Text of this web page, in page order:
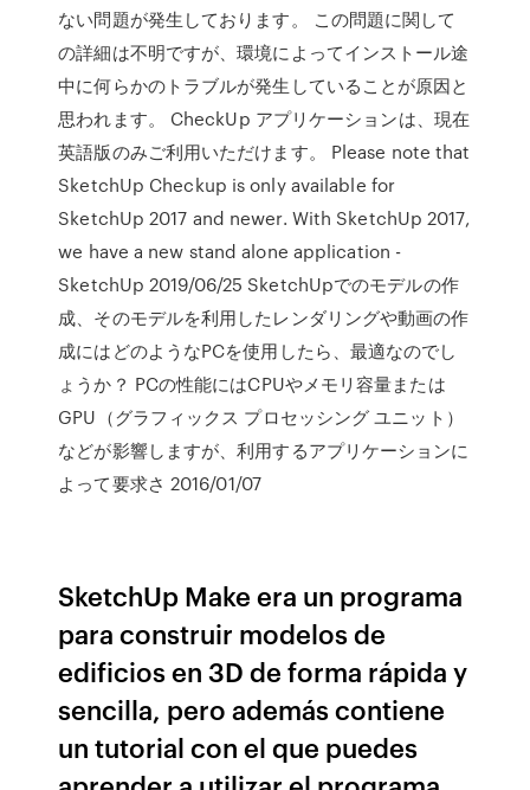
ない問題が発生しております。 この問題に関して
の詳細は不明ですが、環境によってインストール途
中に何らかのトラブルが発生していることが原因と
思われます。 CheckUp アプリケーションは、現在
英語版のみご利用いただけます。 Please note that
SketchUp Checkup is only available for
SketchUp 2017 and newer. With SketchUp 2017,
we have a new stand alone application -
SketchUp 2019/06/25 SketchUpでのモデルの作
成、そのモデルを利用したレンダリングや動画の作
成にはどのようなPCを使用したら、最適なのでし
ょうか？ PCの性能にはCPUやメモリ容量または
GPU（グラフィックス プロセッシング ユニット）
などが影響しますが、利用するアプリケーションに
よって要求さ 2016/01/07
SketchUp Make era un programa
para construir modelos de
edificios en 3D de forma rápida y
sencilla, pero además contiene
un tutorial con el que puedes